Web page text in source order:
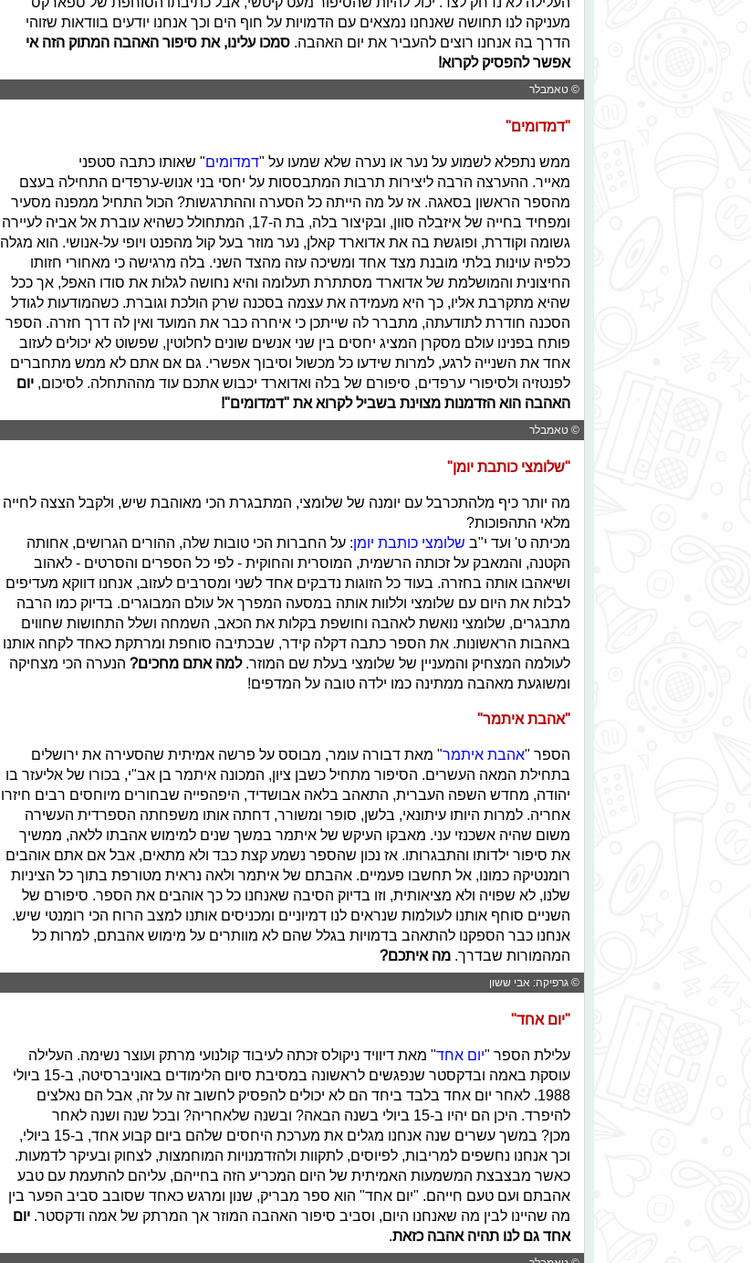
מעניקה לנו תחושה שאנחנו נמצאים עם הדמויות על חוף הים וכך אנחנו יודעים בוודאות שזוהי
הדרך בה אנחנו רוצים להעביר את יום האהבה. סמכו עלינו, את סיפור האהבה המתוק הזה אי
אפשר להפסיק לקרוא!
© טאמבלר
"דמדומים"
ממש נתפלא לשמוע על נער או נערה שלא שמעו על "דמדומים" שאותו כתבה סטפני
מאייר. ההערצה הרבה ליצירות תרבות המתבססות על יחסי בני אנוש-ערפדים התחילה בעצם
מהספר הראשון בסאגה. אז על מה הייתה כל הסערה וההתרגשות? הכול התחיל ממפנה מסעיר
ומפחיד בחייה של איזבלה סוון, ובקיצור בלה, בת ה-17, המתחולל כשהיא עוברת אל אביה לעיירה
גשומה וקודרת, ופוגשת בה את אדוארד קאלן, נער מוזר בעל קול מהפנט ויופי על-אנושי. הוא מגלה
כלפיה עוינות בלתי מובנת מצד אחד ומשיכה עזה מהצד השני. בלה מרגישה כי מאחורי חזותו
החיצונית והמושלמת של אדוארד מסתתרת תעלומה והיא נחושה לגלות את סודו האפל, אך ככל
שהיא מתקרבת אליו, כך היא מעמידה את עצמה בסכנה שרק הולכת וגוברת. כשהמודעות לגודל
הסכנה חודרת לתודעתה, מתברר לה שייתכן כי איחרה כבר את המועד ואין לה דרך חזרה. הספר
פותח בפנינו עולם מסקרן המציג יחסים בין שני אנשים שונים לחלוטין, שפשוט לא יכולים לעזוב
אחד את השנייה לרגע, למרות שידעו כל מכשול וסיבוך אפשרי. גם אם אתם לא ממש מתחברים
לפנטזיה ולסיפורי ערפדים, סיפורם של בלה ואדוארד יכבוש אתכם עוד מההתחלה. לסיכום, יום
האהבה הוא הזדמנות מצוינת בשביל לקרוא את "דמדומים"!
© טאמבלר
"שלומצי כותבת יומן"
מה יותר כיף מלהתכרבל עם יומנה של שלומצי, המתבגרת הכי מאוהבת שיש, ולקבל הצצה לחייה
מלאי התהפוכות?
מכיתה ט' ועד י"ב שלומצי כותבת יומן: על החברות הכי טובות שלה, ההורים הגרושים, אחותה
הקטנה, והמאבק על זכותה הרשמית, המוסרית והחוקית - לפי כל הספרים והסרטים - לאהוב
ושיאהבו אותה בחזרה. בעוד כל הזוגות נדבקים אחד לשני ומסרבים לעזוב, אנחנו דווקא מעדיפים
לבלות את היום עם שלומצי וללוות אותה במסעה המפרך אל עולם המבוגרים. בדיוק כמו הרבה
מתבגרים, שלומצי נואשת לאהבה וחושפת בקלות את הכאב, השמחה ושלל התחושות שחווים
באהבות הראשונות. את הספר כתבה דקלה קידר, שבכתיבה סוחפת ומרתקת כאחד לקחה אותנו
לעולמה המצחיק והמעניין של שלומצי בעלת שם המוזר.למה אתם מחכים? הנערה הכי מצחיקה
ומשוגעת מאהבה ממתינה כמו ילדה טובה על המדפים!
"אהבת איתמר"
הספר "אהבת איתמר" מאת דבורה עומר, מבוסס על פרשה אמיתית שהסעירה את ירושלים
בתחילת המאה העשרים. הסיפור מתחיל כשבן ציון, המכונה איתמר בן אב"י, בכורו של אליעזר בו
יהודה, מחדש השפה העברית, התאהב בלאה אבושדיד, היפהפייה שבחורים מיוחסים רבים חיזרו
אחריה. למרות היותו עיתונאי, בלשן, סופר ומשורר, דחתה אותו משפחתה הספרדית העשירה
משום שהיה אשכנזי עני. מאבקו העיקש של איתמר במשך שנים למימוש אהבתו ללאה, ממשיך
את סיפור ילדותו והתבגרותו. אז נכון שהספר נשמע קצת כבד ולא מתאים, אבל אם אתם אוהבים
רומנטיקה כמונו, אל תחשבו פעמיים. אהבתם של איתמר ולאה נראית מטורפת בתוך כל הציניות
שלנו, לא שפויה ולא מציאותית, וזו בדיוק הסיבה שאנחנו כל כך אוהבים את הספר. סיפורם של
השניים סוחף אותנו לעולמות שנראים לנו דמיוניים ומכניסים אותנו למצב הרוח הכי רומנטי שיש.
אנחנו כבר הספקנו להתאהב בדמויות בגלל שהם לא מוותרים על מימוש אהבתם, למרות כל
המהמורות שבדרך. מה איתכם?
© גרפיקה: אבי ששון
"יום אחד"
עלילת הספר "יום אחד" מאת דיוויד ניקולס זכתה לעיבוד קולנועי מרתק ועוצר נשימה. העלילה
עוסקת באמה ובדקסטר שנפגשים לראשונה במסיבת סיום הלימודים באוניברסיטה, ב-15 ביולי
1988. לאחר יום אחד בלבד ביחד הם לא יכולים להפסיק לחשוב זה על זה, אבל הם נאלצים
להיפרד. היכן הם יהיו ב-15 ביולי בשנה הבאה? ובשנה שלאחריה? ובכל שנה ושנה לאחר
מכן? במשך עשרים שנה אנחנו מגלים את מערכת היחסים שלהם ביום קבוע אחד, ב-15 ביולי,
וכך אנחנו נחשפים למריבות, לפיוסים, לתקוות ולהזדמנויות המוחמצות, לצחוק ובעיקר לדמעות.
כאשר מבצבצת המשמעות האמיתית של היום המכריע הזה בחייהם, עליהם להתעמת עם טבע
אהבתם ועם טעם חייהם. "יום אחד" הוא ספר מבריק, שנון ומרגש כאחד שסובב סביב הפער בין
מה שהיינו לבין מה שאנחנו היום, וסביב סיפור האהבה המוזר אך המרתק של אמה ודקסטר. יום
אחד גם לנו תהיה אהבה כזאת.